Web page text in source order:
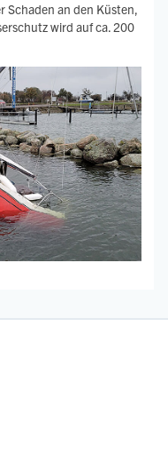
Schaden an den Küsten,
wird auf ca. 200